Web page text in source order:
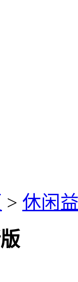
> 休闲